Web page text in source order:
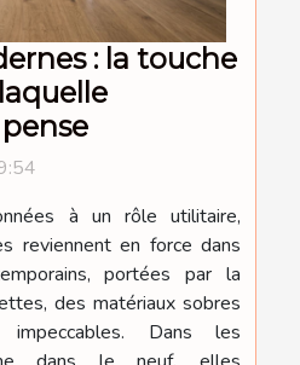
: la touche
à un rôle utilitaire,
reviennent en force dans
portées par la
des matériaux sobres
Dans les